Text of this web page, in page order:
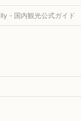
- 国内観光公式ガイド